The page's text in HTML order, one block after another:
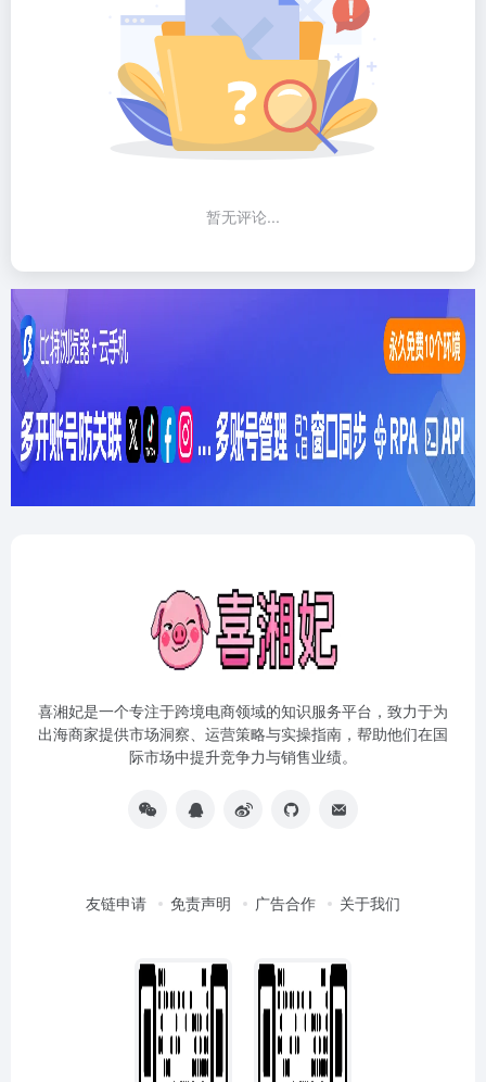
暂无评论...
喜湘妃是一个专注于跨境电商领域的知识服务平台，致力于为
出海商家提供市场洞察、运营策略与实操指南，帮助他们在国
际市场中提升竞争力与销售业绩。
友链申请 免责声明 广告合作 关于我们